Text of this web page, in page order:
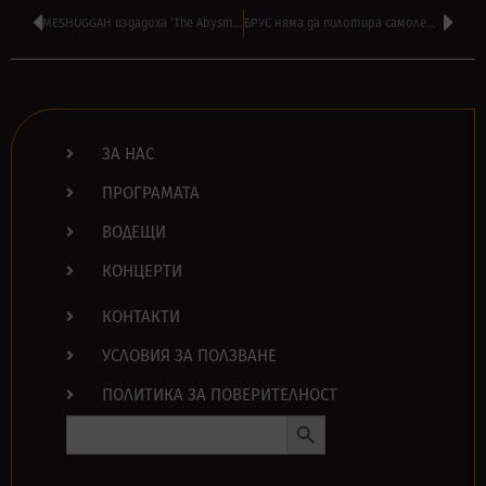
MESHUGGAH издадоха ‘The Abysmal Eye’ – първи сингъл от новия албум БРУС няма да пилотира самолета на IRON MAIDEN в предстоящото турне
ЗА НАС
ПРОГРАМАТА
ВОДЕЩИ
КОНЦЕРТИ
КОНТАКТИ
УСЛОВИЯ ЗА ПОЛЗВАНЕ
ПОЛИТИКА ЗА ПОВЕРИТЕЛНОСТ
Search Button